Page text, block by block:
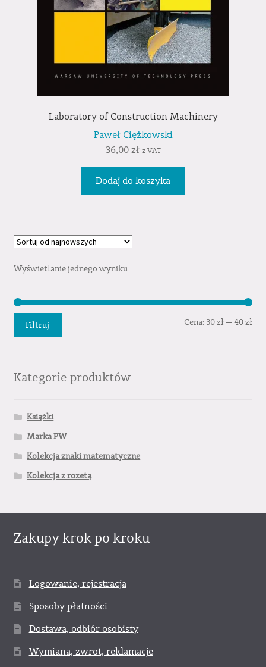
Laboratory of Construction Machinery
Paweł Ciężkowski
36,00 zł z VAT
Dodaj do koszyka
Wyświetlanie jednego wyniku
Filtruj Cena: 30 zł—40 zł
Kategorie produktów
Książki
Marka PW
Kolekcja znaki matematyczne
Kolekcja z rozetą
Zakupy krok po kroku
Logowanie, rejestracja
Sposoby płatności
Dostawa, odbiór osobisty
Wymiana, zwrot, reklamacje